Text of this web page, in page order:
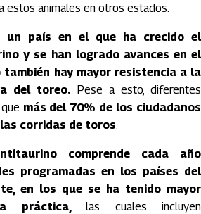
estos animales en otros estados.
un país en el que ha crecido el
y se han logrado avances en el
también hay mayor resistencia a la
del toreo. Pese a esto, diferentes
más del 70% de los ciudadanos
corridas de toros.
comprende cada año
programadas en los países del
en los que se ha tenido mayor
práctica, las cuales incluyen